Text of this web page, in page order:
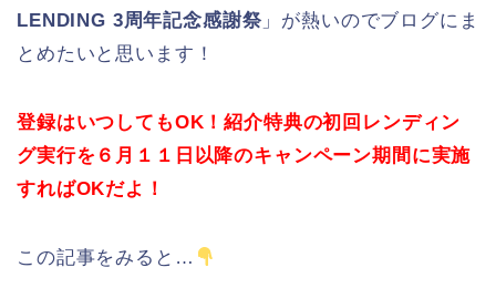
LENDING 3周年記念感謝祭 」が熱いのでブログにま
とめたいと思います！
登録はいつしてもOK！紹介特典の初回レンディン
グ実行を６月１１日以降のキャンペーン期間に実施
すればOKだよ！
この記事をみると…